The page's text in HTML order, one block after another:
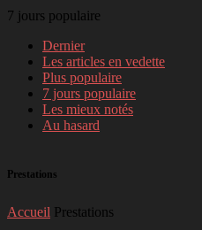
7 jours populaire
Dernier
Les articles en vedette
Plus populaire
7 jours populaire
Les mieux notés
Au hasard
Prestations
Accueil Prestations